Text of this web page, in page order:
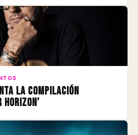
la compilación